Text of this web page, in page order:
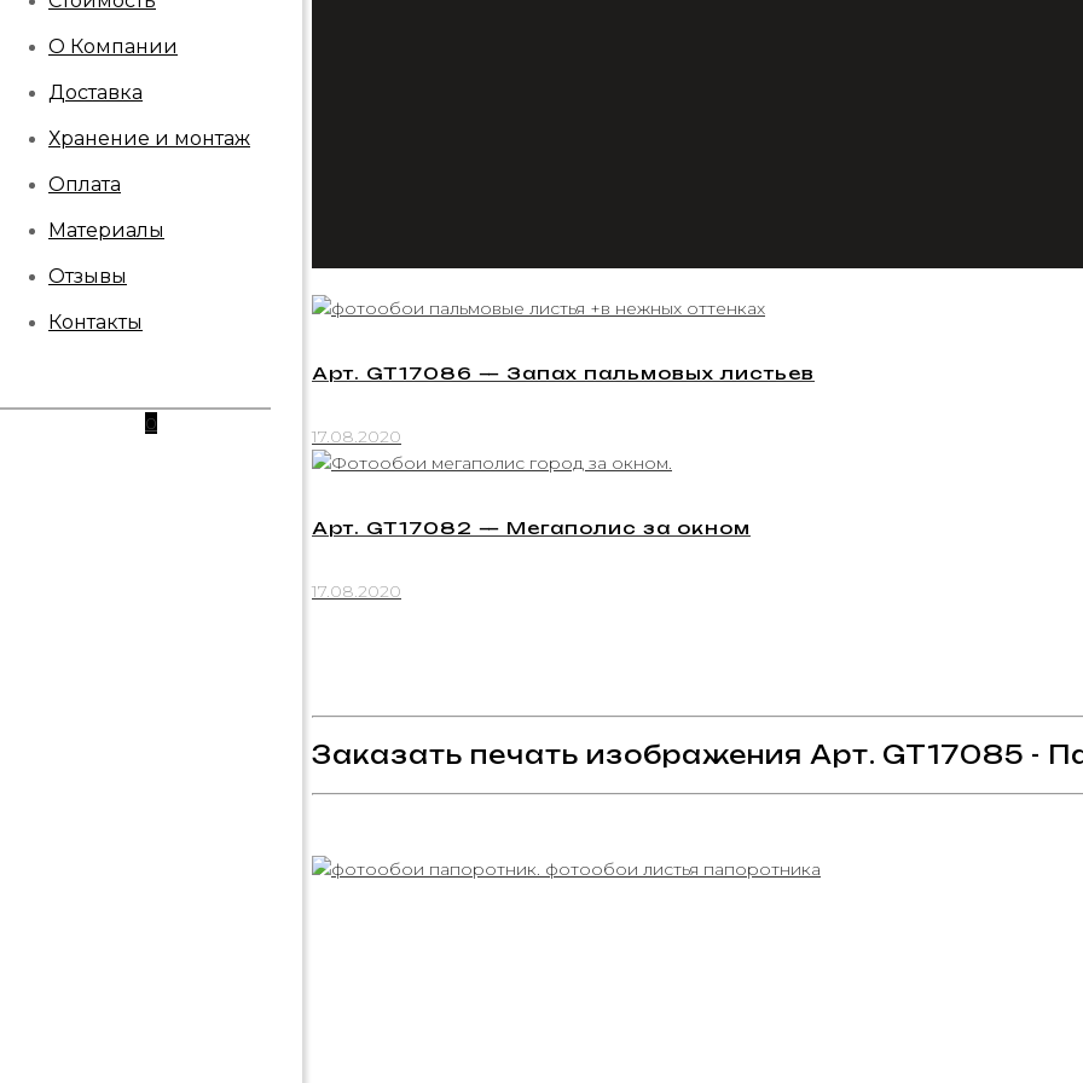
О Компании
Доставка
Хранение и монтаж
Оплата
Материалы
Отзывы
Контакты
0
Арт. GT17086 — Запах пальмовых листьев
17.08.2020
Арт. GT17082 — Мегаполис за окном
17.08.2020
Заказать печать изображения Арт. GT17085 -